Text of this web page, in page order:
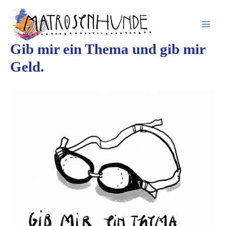
springen
Inhalt
springen
Gib mir ein Thema und gib mir
Geld.